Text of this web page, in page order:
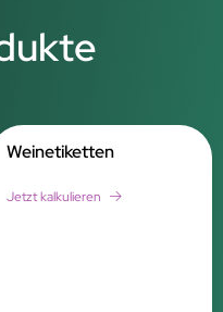
Weinetiketten
Jetzt kalkulieren